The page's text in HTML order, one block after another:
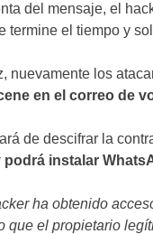
del mensaje, el
termine el tiempo y
nuevamente los
en el correo de
de descifrar la
instalar
ha obtenido
que el propietario